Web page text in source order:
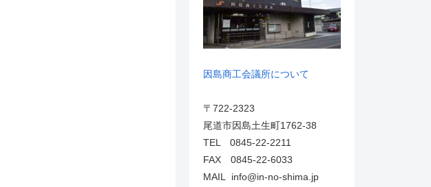
因島商工会議所について
〒722-2323
尾道市因島土生町1762-38
TEL 0845-22-2211
FAX 0845-22-6033
MAIL info@in-no-shima.jp